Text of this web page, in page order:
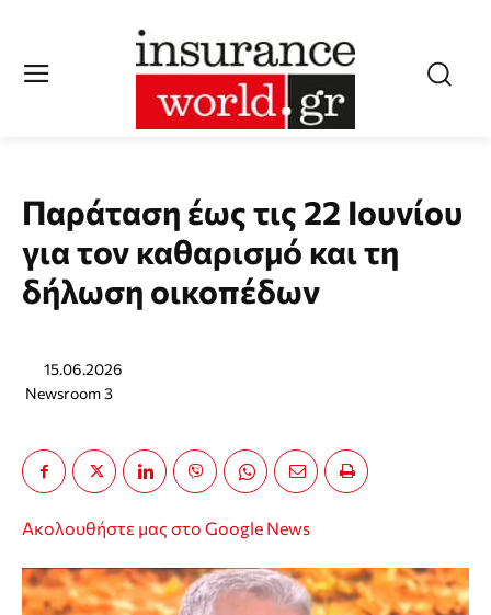
Παράταση έως τις 22 Ιουνίου
για τον καθαρισμό και τη
δήλωση οικοπέδων
15.06.2026
Newsroom 3
Ακολουθήστε μας στο Google News